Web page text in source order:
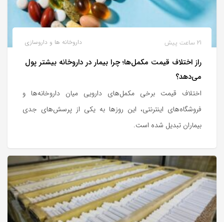
داروخانه ها و داروسازی 21 ساعت پیش
راز اختلاف قیمت مکمل‌ها؛ چرا بیمار در داروخانه بیشتر پول
می‌دهد؟
اختلاف قیمت برخی مکمل‌های دارویی میان داروخانه‌ها و
فروشگاه‌های اینترنتی، این روزها به یکی از پرسش‌های جدی
بیماران تبدیل شده است.